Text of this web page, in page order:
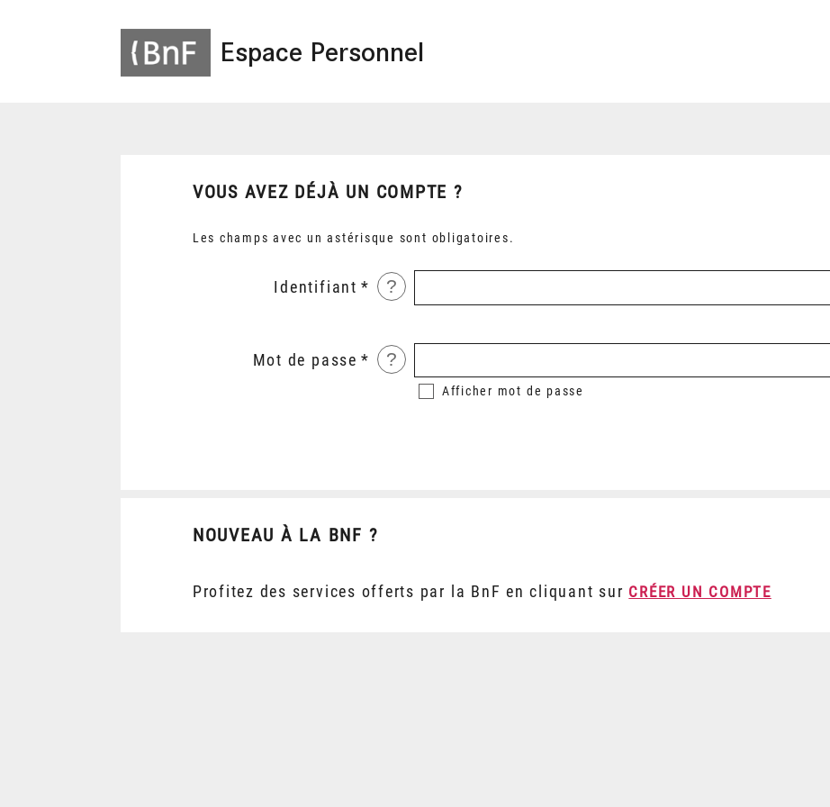
Espace Personnel
VOUS AVEZ DÉJÀ UN COMPTE ?
Les champs avec un astérisque sont obligatoires.
Identifiant ?
Mot de passe ?
Afficher mot de passe
NOUVEAU À LA BNF ?
Profitez des services offerts par la BnF en cliquant sur CRÉER UN COMPTE